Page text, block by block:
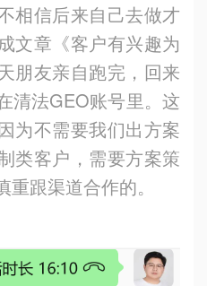
相信后来自己去做才
文章《客户有兴趣为
朋友亲自跑完，回来
清法GEO账号里。这
为不需要我们出方案
类客户，需要方案策
跟渠道合作的。